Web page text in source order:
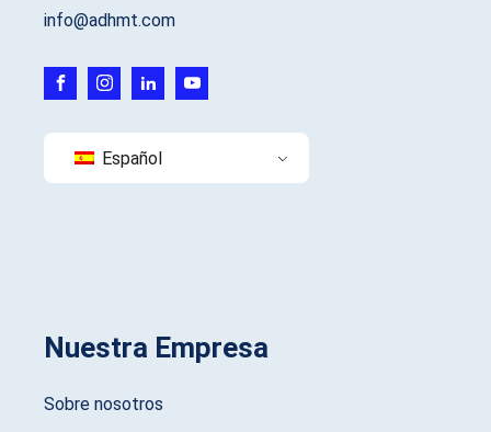
info@adhmt.com
Español
Nuestra Empresa
Sobre nosotros